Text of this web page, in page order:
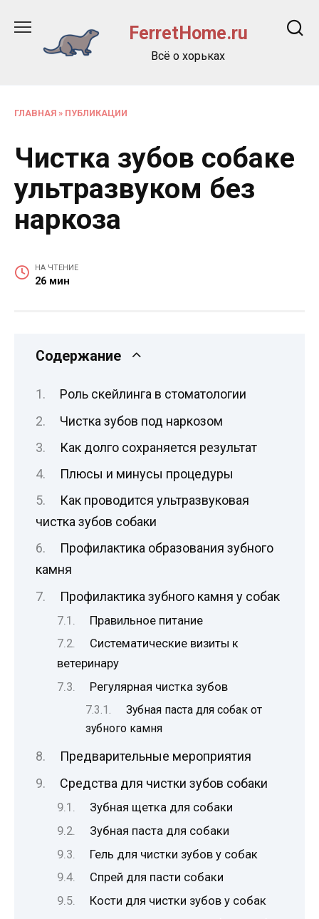
содержанию
FerretHome.ru
Всё о хорьках
ГЛАВНАЯ » ПУБЛИКАЦИИ
Чистка зубов собаке
ультразвуком без
наркоза
НА ЧТЕНИЕ
26 мин
Содержание
Роль скейлинга в стоматологии
Чистка зубов под наркозом
Как долго сохраняется результат
Плюсы и минусы процедуры
Как проводится ультразвуковая
чистка зубов собаки
Профилактика образования зубного
камня
Профилактика зубного камня у собак
Правильное питание
Систематические визиты к
ветеринару
Регулярная чистка зубов
Зубная паста для собак от
зубного камня
Предварительные мероприятия
Средства для чистки зубов собаки
Зубная щетка для собаки
Зубная паста для собаки
Гель для чистки зубов у собак
Спрей для пасти собаки
Кости для чистки зубов у собак